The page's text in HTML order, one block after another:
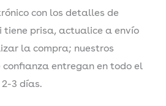
con los detalles de
tiene prisa, actualice a envío
la compra; nuestros
confianza entregan en todo el
2-3 días.